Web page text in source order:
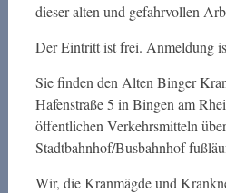
dieser alten und gefahrvollen
Der Eintritt ist frei. Anmeldung
Sie finden den Alten Binger
Hafenstraße 5 in Bingen am
öffentlichen Verkehrsmitteln
Stadtbahnhof/Busbahnhof
Wir, die Kranmägde und